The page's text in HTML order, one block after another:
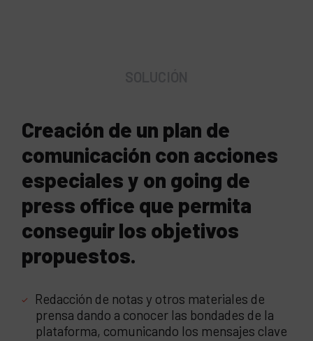
Creación de un plan de
comunicación con acciones
especiales y on going de
press office que permita
conseguir los objetivos
propuestos.
Redacción de notas y otros materiales de
prensa dando a conocer las bondades de la
plataforma, comunicando los mensajes clave